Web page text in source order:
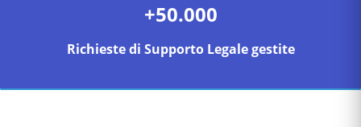
+50.000
Richieste di Supporto Legale gestite